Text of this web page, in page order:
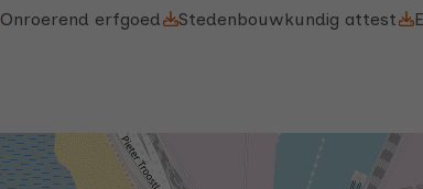
Onroerend erfgoed Stedenbouwkundig attest